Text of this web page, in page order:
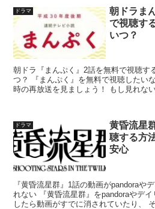
ドラマ
朝ドラま
で視聴す
いつ？
朝ドラ『まんぷく』2話を無料で視聴す
つ？ 『まんぷく』を無料で視聴したい
時の再放送を見ましょう！ もし見れな
ドラマ
黄昏流星
聴する方
安心
『黄昏流星群』1話の動画がpandoraや
れない 『黄昏流星群』をpandoraやデ
したら動画がすでに消されていたり、